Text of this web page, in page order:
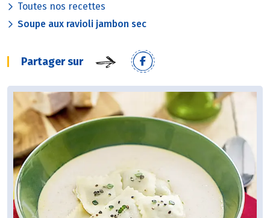
Toutes nos recettes
Soupe aux ravioli jambon sec
Partager sur